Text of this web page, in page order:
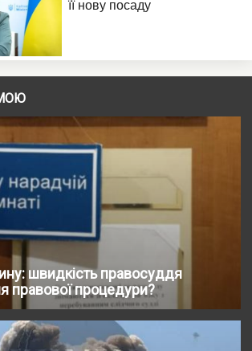
швидкість правосуддя
правової процедури?